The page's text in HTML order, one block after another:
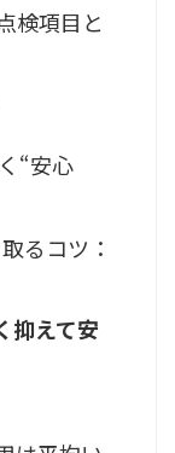
検項目と
“安心
るコツ：
抑えて安